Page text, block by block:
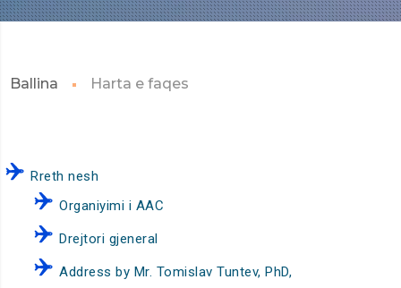
Ballina Harta e faqes
Rreth nesh
Organiyimi i AAC
Drejtori gjeneral
Address by Mr. Tomislav Tuntev, PhD,